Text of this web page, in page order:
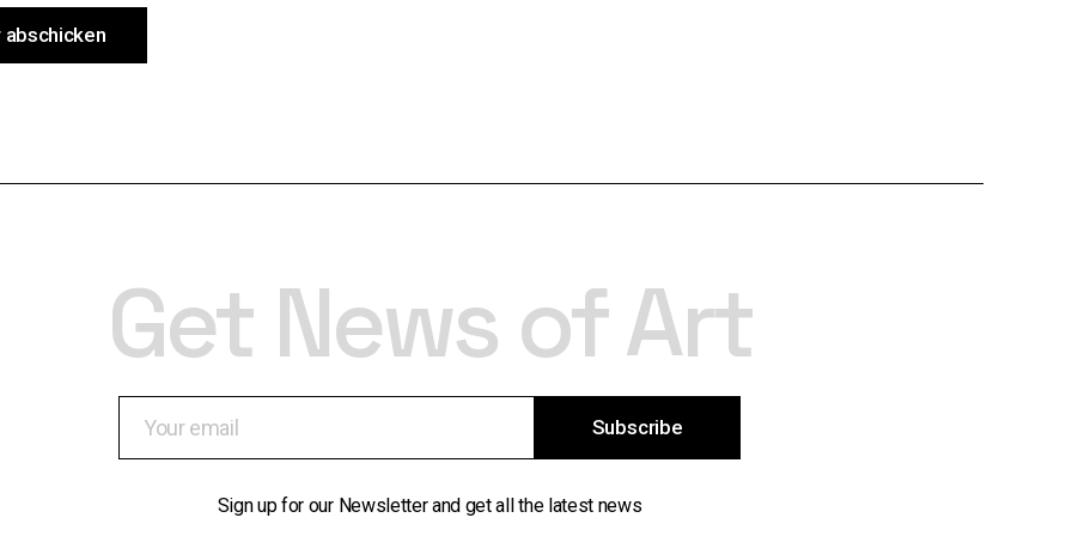
abschicken
Get News of Art
Subscribe
Sign up for our Newsletter and get all the latest news